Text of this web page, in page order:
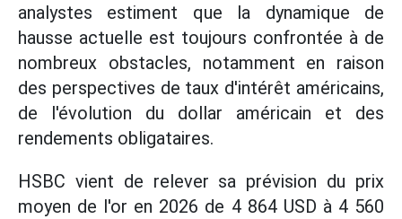
analystes estiment que la dynamique de
hausse actuelle est toujours confrontée à de
nombreux obstacles, notamment en raison
des perspectives de taux d'intérêt américains,
de l'évolution du dollar américain et des
rendements obligataires.
HSBC vient de relever sa prévision du prix
moyen de l'or en 2026 de 4 864 USD à 4 560